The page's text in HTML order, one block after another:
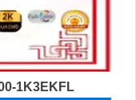
1K3EKFL